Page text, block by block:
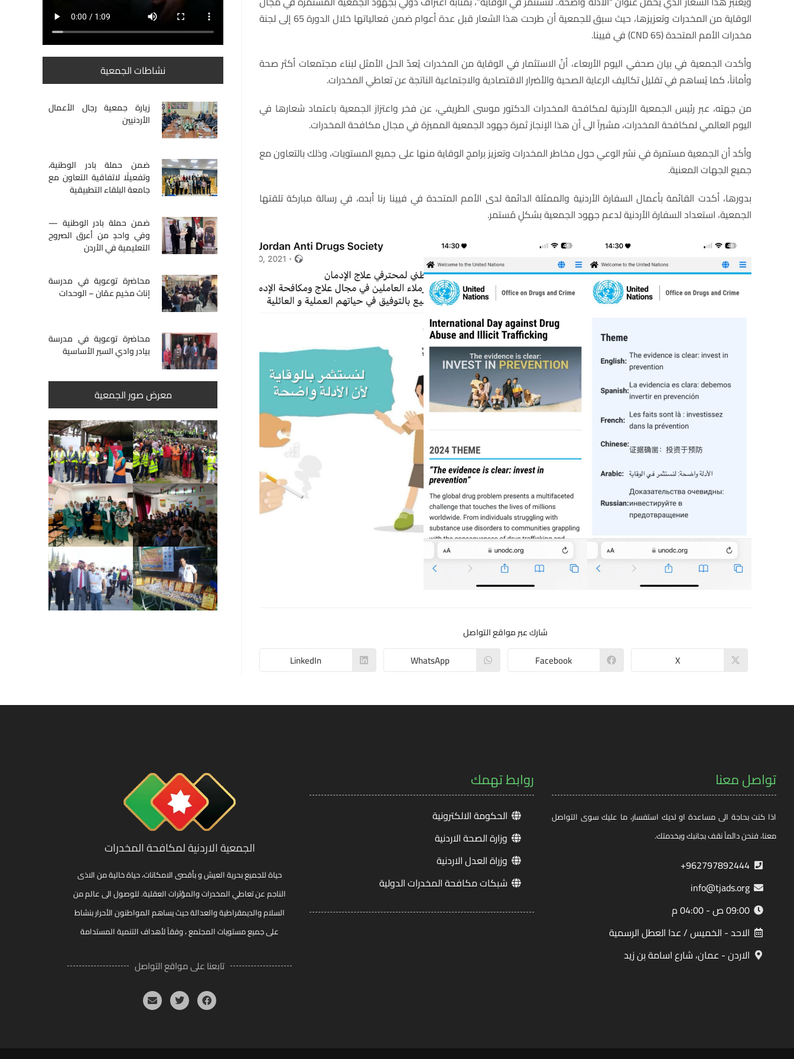
الوقاية من المخدرات وتعزيزها، حيث سبق للجمعية أن طرحت هذا الشعار قبل عدة أعوام ضمن فعالياتها خلال الدورة 65 إلى لجنة
مخدرات الأمم المتحدة (CND 65) في فيينا.
وأكدت الجمعية في بيان صحفي اليوم الأربعاء، أنّ الاستثمار في الوقاية من المخدرات يُعدّ الحل الأمثل لبناء مجتمعات أكثر صحة
وأماناً، كما يُساهم في تقليل تكاليف الرعاية الصحية والأضرار الاقتصادية والاجتماعية الناتجة عن تعاطي المخدرات.
من جهته، عبر رئيس الجمعية الأردنية لمكافحة المخدرات الدكتور موسى الطريفي، عن فخر واعتزاز الجمعية باعتماد شعارها في
اليوم العالمي لمكافحة المخدرات، مشيراً الى أن هذا الإنجاز ثمرة جهود الجمعية المميزة في مجال مكافحة المخدرات.
وأكد أن الجمعية مستمرة في نشر الوعي حول مخاطر المخدرات وتعزيز برامج الوقاية منها على جميع المستويات، وذلك بالتعاون مع
جميع الجهات المعنية.
بدورها، أكدت القائمة بأعمال السفارة الأردنية والممثلة الدائمة لدى الأمم المتحدة في فيينا رنا أبده، في رسالة مباركة تلقتها
الجمعية، استعداد السفارة الأردنية لدعم جهود الجمعية بشكلٍ مُستمر.
شارك عبر مواقع التواصل
X
Facebook
WhatsApp
LinkedIn
نشاطات الجمعية
زيارة جمعية رجال الأعمال
الأردنيين
ضمن حملة بادر الوطنية،
وتفعيلًا لاتفاقية التعاون مع
جامعة البلقاء التطبيقية
ضمن حملة بادر الوطنية —
وفي واحدٍ من أعرق الصروح
التعليمية في الأردن
محاضرة توعوية في مدرسة
إناث مخيم عمّان – الوحدات
محاضرة توعوية في مدرسة
بيادر وادي السير الأساسية
معرض صور الجمعية
تواصل معنا
اذا كنت بحاجة الى مساعدة او لديك استفسار، ما عليك سوى التواصل
معنا، فنحن دائماً نقف بجانبك وبخدمتك.
962797892444+
info@tjads.org
09:00 ص - 04:00 م
الاحد - الخميس / عدا العطل الرسمية
الاردن - عمان، شارع اسامة بن زيد
روابط تهمك
الحكومة الالكترونية
وزارة الصحة الاردنية
وزراة العدل الاردنية
شبكات مكافحة المخدرات الدولية
الجمعية الاردنية لمكافحة المخدرات
حياة للجميع بحرية العيش و بأقصى الامكانات، حياة خالية من الاذى
الناجم عن تعاطي المخدرات والمؤثرات العقلية. للوصول الى عالم من
السلام والديمقراطية والعدالة حيث يساهم المواطنون الأحرار بنشاط
على جميع مستويات المجتمع ، وفقاً لأهداف التنمية المستدامة
تابعنا على مواقع التواصل